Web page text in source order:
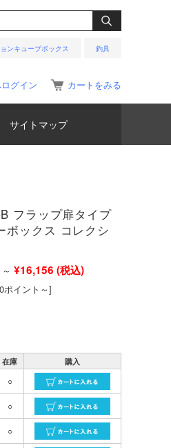
ンキューブボックス 釣具
グイン カートをみる
サイトマップ
フラップ扉タイプ
ボックス コレクシ
～ ¥16,156 (税込)
ポイント～]
在庫 購入
○
○
○